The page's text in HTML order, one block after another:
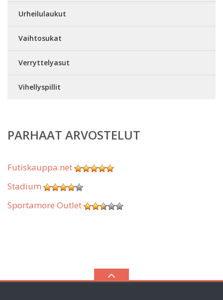
Urheilulaukut
Vaihtosukat
Verryttelyasut
Vihellyspillit
PARHAAT ARVOSTELUT
Futiskauppa.net
Stadium
Sportamore Outlet